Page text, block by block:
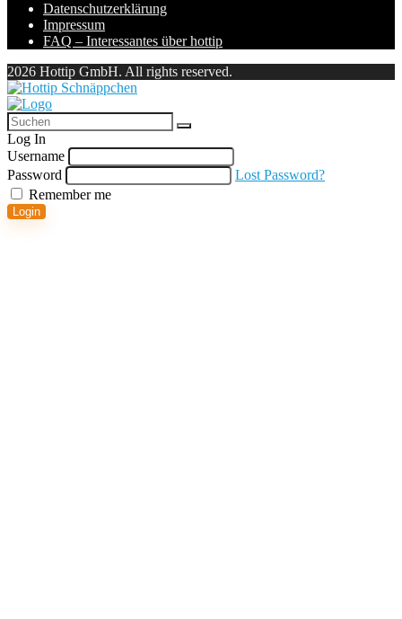
Datenschutzerklärung
Impressum
FAQ – Interessantes über hottip
2026 Hottip GmbH. All rights reserved.
Log In
Username
Password
Lost Password?
Remember me
Login